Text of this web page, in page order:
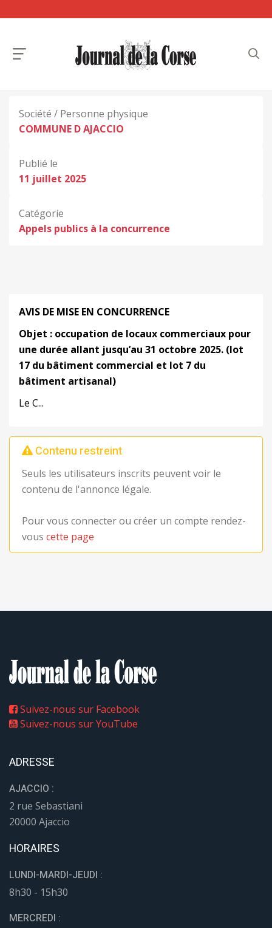
Société / Personne physique
COMMUNE D AJACCIO
Publié le
11 juillet 2025
Catégorie
Appels publics à la concurrence
AVIS DE MISE EN CONCURRENCE
Objet : occupation de locaux commerciaux pour
une durée allant jusqu’au 31 octobre 2025. (lot
17 du bâtiment commercial et lot 7 du
bâtiment artisanal)
Le C...
Contenu restreint
Seuls les utilisateurs inscrits peuvent voir le
contenu de l'annonce légale.
Pour vous connecter ou créer un compte rendez-
vous cette page
Suivez-nous sur Facebook
Suivez-nous sur YouTube
ADRESSE
AJACCIO :
2 rue Sebastiani
20000 Ajaccio
HORAIRES
LUNDI-MARDI-JEUDI :
8h30 - 15h30
MERCREDI :